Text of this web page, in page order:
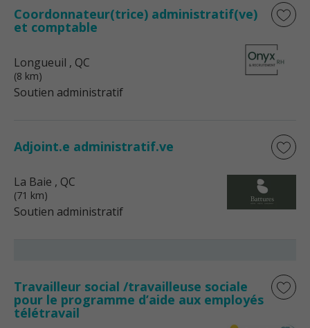
Coordonnateur(trice) administratif(ve)
et comptable
Longueuil , QC
(8 km)
Soutien administratif
Adjoint.e administratif.ve
La Baie , QC
(71 km)
Soutien administratif
Travailleur social /travailleuse sociale
pour le programme d’aide aux employés
télétravail